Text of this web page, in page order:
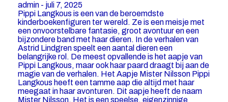
admin - juli 7, 2025
Pippi Langkous is een van de beroemdste
kinderboekenfiguren ter wereld. Ze is een meisje met
een onvoorstelbare fantasie, groot avontuur en een
bijzondere band met haar dieren. In de verhalen van
Astrid Lindgren speelt een aantal dieren een
belangrijke rol. De meest opvallende is het aapje van
Pippi Langkous, maar ook haar paard draagt bij aan de
magie van de verhalen. Het Aapje Mister Nilsson Pippi
Langkous heeft een tamme aap die altijd met haar
meegaat in haar avonturen. Dit aapje heeft de naam
Mister Nilsson. Het is een speelse, eigenzinnige